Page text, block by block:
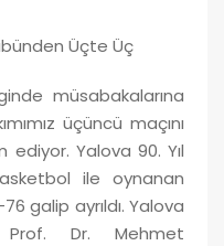
Üçte Üç
müsabakalarına
üçüncü maçını
Yalova 90. Yıl
ile oynanan
galip ayrıldı. Yalova
Prof. Dr. Mehmet